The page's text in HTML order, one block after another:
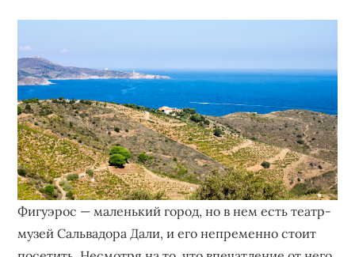
Фигуэрос — маленький город, но в нем есть театр-
музей Сальвадора Дали, и его непременно стоит